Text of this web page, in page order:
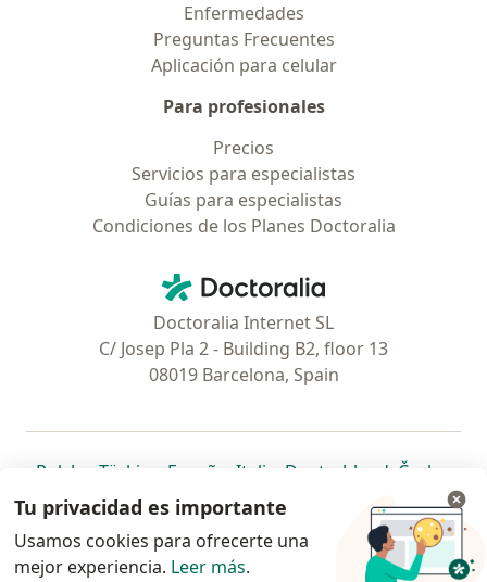
Enfermedades
Preguntas Frecuentes
Aplicación para celular
Para profesionales
Precios
Servicios para especialistas
Guías para especialistas
Condiciones de los Planes Doctoralia
Doctoralia - Página de inicio
Doctoralia Internet SL
C/ Josep Pla 2 - Building B2, floor 13
08019 Barcelona, Spain
Polska se abre en una nueva pestaña
Türkiye se abre en una nueva pestaña
España se abre en una nueva pestaña
Italia se abre en una nueva
Deutschlandse abre en
Česko
Portugal
se abre en una nueva pestaña
México se abre en una nueva pestaña
Chile se abre en una nueva pestaña
Brasil se abre en una nueva
se abre en
se
se abre en una nueva
www.doctoralia.pe © 2026 - Encuentra tu
Tu privacidad es importante
Usamos cookies para ofrecerte una
mejor experiencia. Leer más.